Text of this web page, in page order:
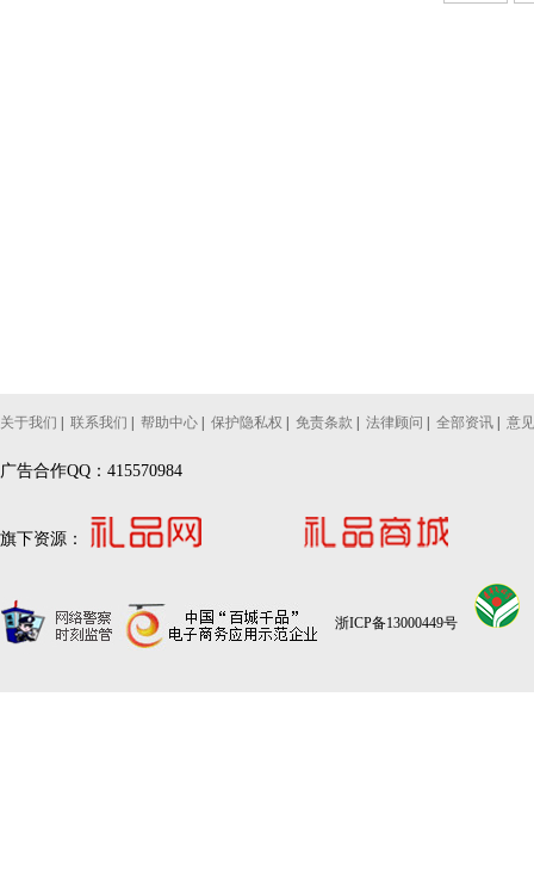
关于我们 联系我们 帮助中心 保护隐私权 免责条款 法律顾问 全部资讯 意
广告合作QQ：415570984
旗下资源：
浙ICP备13000449号